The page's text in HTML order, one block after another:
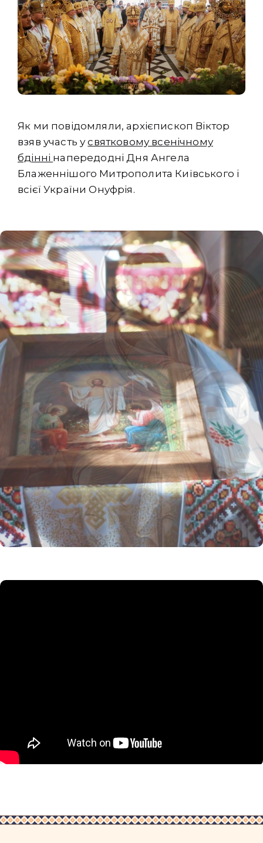
Як ми повідомляли, архієпископ Віктор
взяв участь усвятковому всенічному
бдінні напередодні Дня Ангела
Блаженнішого Митрополита Київського і
всієї України Онуфрія.